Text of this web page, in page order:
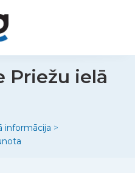
Priežu ielā
informācija >